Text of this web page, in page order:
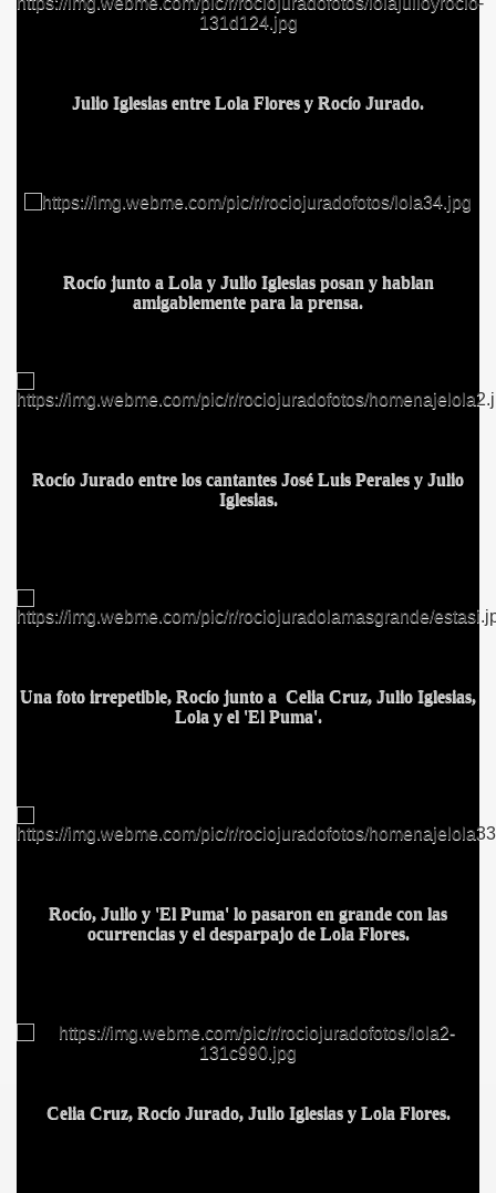
Julio Iglesias entre Lola Flores y Rocío Jurado.
Rocío junto a Lola y Julio Iglesias posan y hablan
amigablemente para la prensa.
Rocío Jurado entre los cantantes José Luis Perales y Julio
Iglesias.
Una foto irrepetible, Rocío junto a Celia Cruz, Julio Iglesias,
Lola y el'El Puma'.
Rocío, Julio y 'El Puma' lo pasaron en grande con las
ocurrencias y el desparpajo de Lola Flores.
Celia Cruz, Rocío Jurado, Julio Iglesias y Lola Flores.